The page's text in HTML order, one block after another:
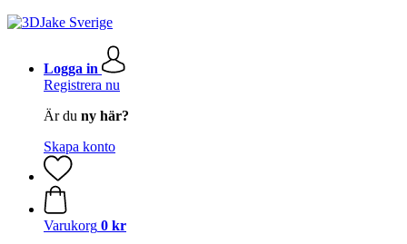
Logga in
Registrera nu
Är du ny här?
Skapa konto
Varukorg 0 kr